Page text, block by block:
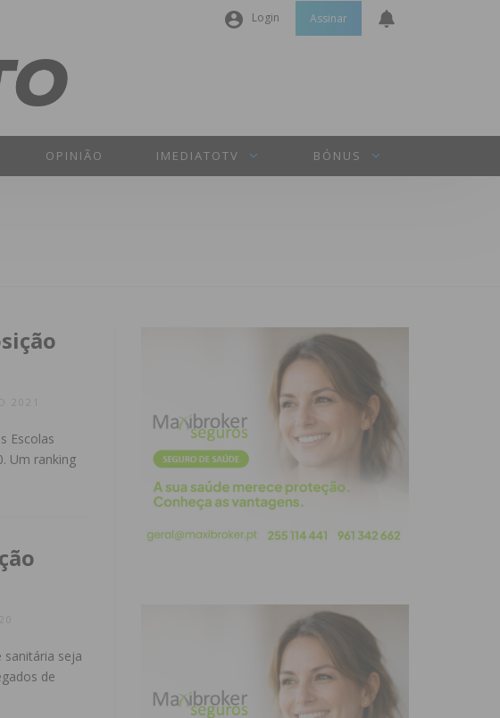
Login Assinar
OPINIÃO IMEDIATOTV BÓNUS
2021
Escolas
Um ranking
seja
de